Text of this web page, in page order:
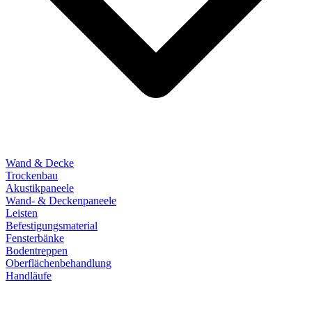
Wand & Decke
Trockenbau
Akustikpaneele
Wand- & Deckenpaneele
Leisten
Befestigungsmaterial
Fensterbänke
Bodentreppen
Oberflächenbehandlung
Handläufe